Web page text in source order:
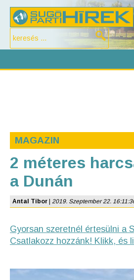
MAGAZIN
2 méteres
a Dunán
Antal Tibor 2019. Szeptember 22.
Gyorsan szeretnél értesülni a
Csatlakozz hozzánk! Klikk, és